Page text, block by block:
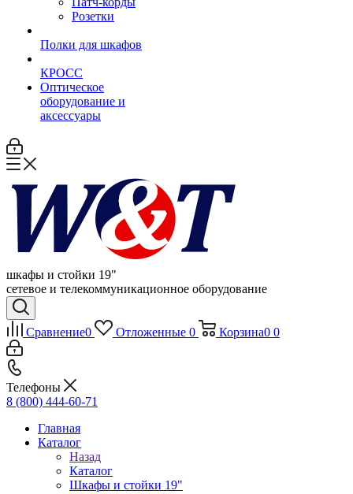
Розетки
Полки для шкафов
КРОСС
Оптическое
оборудование и
аксессуары
шкафы и стойки 19"
сетевое и телекоммуникационное оборудование
Сравнение0 Отложенные 0 Корзина0 0
Телефоны
8 (800) 444-60-71
Главная
Каталог
Назад
Каталог
Шкафы и стойки 19"